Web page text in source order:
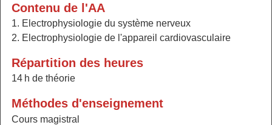
Contenu de l'AA
1. Electrophysiologie du système nerveux
2. Electrophysiologie de l'appareil cardiovasculaire
Répartition des heures
14 h de théorie
Méthodes d'enseignement
Cours magistral